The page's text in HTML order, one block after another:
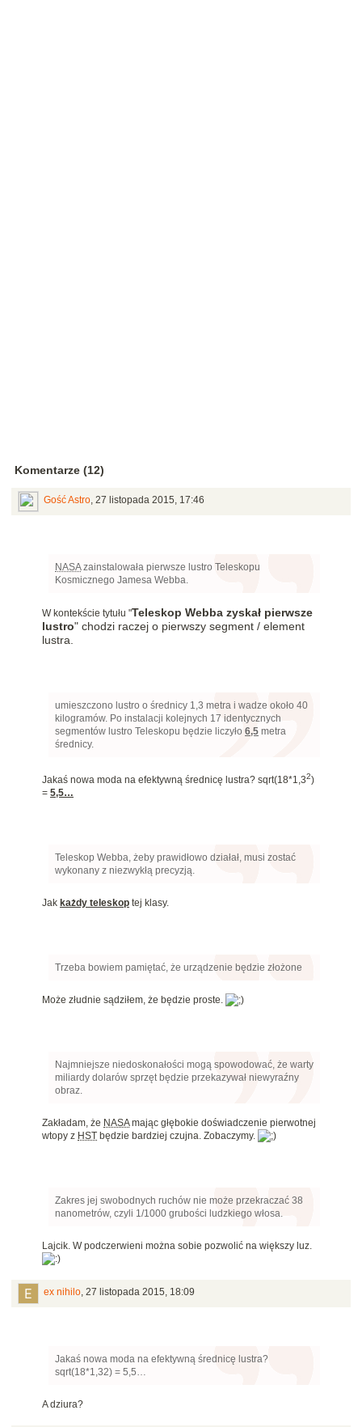
Komentarze (12)
Gość Astro, 27 listopada 2015, 17:46
NASAzainstalowała pierwsze lustro Teleskopu
Kosmicznego Jamesa Webba.
W kontekście tytułu "Teleskop Webba zyskał pierwsze
lustro" chodzi raczej o pierwszy segment / element
lustra.
umieszczono lustro o średnicy 1,3 metra i wadze około 40
kilogramów. Po instalacji kolejnych 17 identycznych
segmentów lustro Teleskopu będzie liczyło 6,5 metra
średnicy.
Jakaś nowa moda na efektywną średnicę lustra? sqrt(18*1,32)
= 5,5…
Teleskop Webba, żeby prawidłowo działał, musi zostać
wykonany z niezwykłą precyzją.
Jak każdy teleskop tej klasy.
Trzeba bowiem pamiętać, że urządzenie będzie złożone
Może złudnie sądziłem, że będzie proste.
Najmniejsze niedoskonałości mogą spowodować, że warty
miliardy dolarów sprzęt będzie przekazywał niewyraźny
obraz.
Zakładam, że NASAmając głębokie doświadczenie pierwotnej
wtopy z HST będzie bardziej czujna. Zobaczymy.
Zakres jej swobodnych ruchów nie może przekraczać 38
nanometrów, czyli 1/1000 grubości ludzkiego włosa.
Lajcik. W podczerwieni można sobie pozwolić na większy luz.
ex nihilo, 27 listopada 2015, 18:09
Jakaś nowa moda na efektywną średnicę lustra?
sqrt(18*1,32) = 5,5…
A dziura?